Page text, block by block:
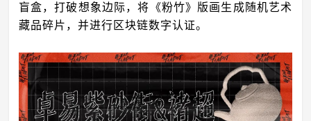
盲盒，打破想象边际，将《粉竹》版画生成随机艺术
藏品碎片，并进行区块链数字认证。